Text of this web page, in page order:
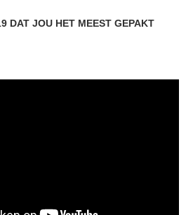
DAT JOU HET MEEST GEPAKT